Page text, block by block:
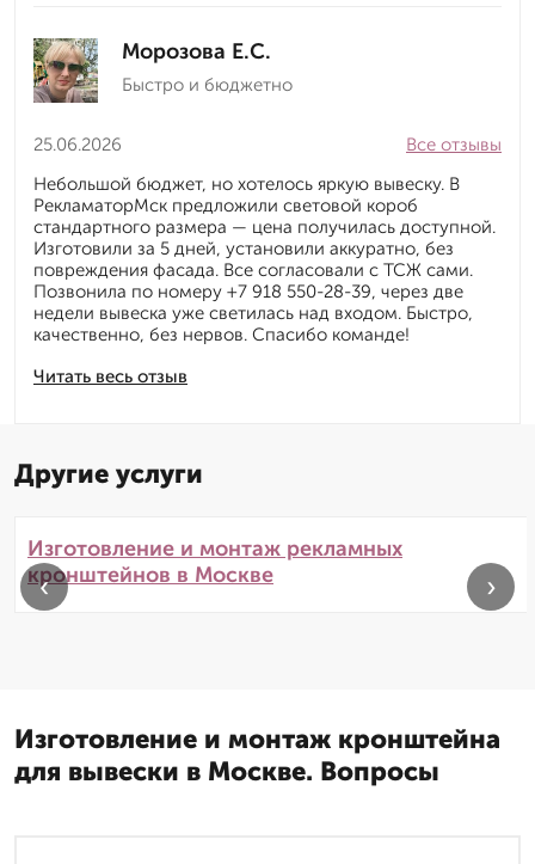
Морозова Е.С.
Быстро и бюджетно
25.06.2026
Читать весь отзыв
Все отзывы
Небольшой бюджет, но хотелось яркую вывеску. В
РекламаторМск предложили световой короб
стандартного размера — цена получилась доступной.
Изготовили за 5 дней, установили аккуратно, без
повреждения фасада. Все согласовали с ТСЖ сами.
Позвонила по номеру +7 918 550-28-39, через две
недели вывеска уже светилась над входом. Быстро,
качественно, без нервов. Спасибо команде!
Другие услуги
Изготовление и монтаж рекламных
кронштейнов в Москве
‹ ›
Изготовление и монтаж кронштейна
для вывески в Москве. Вопросы